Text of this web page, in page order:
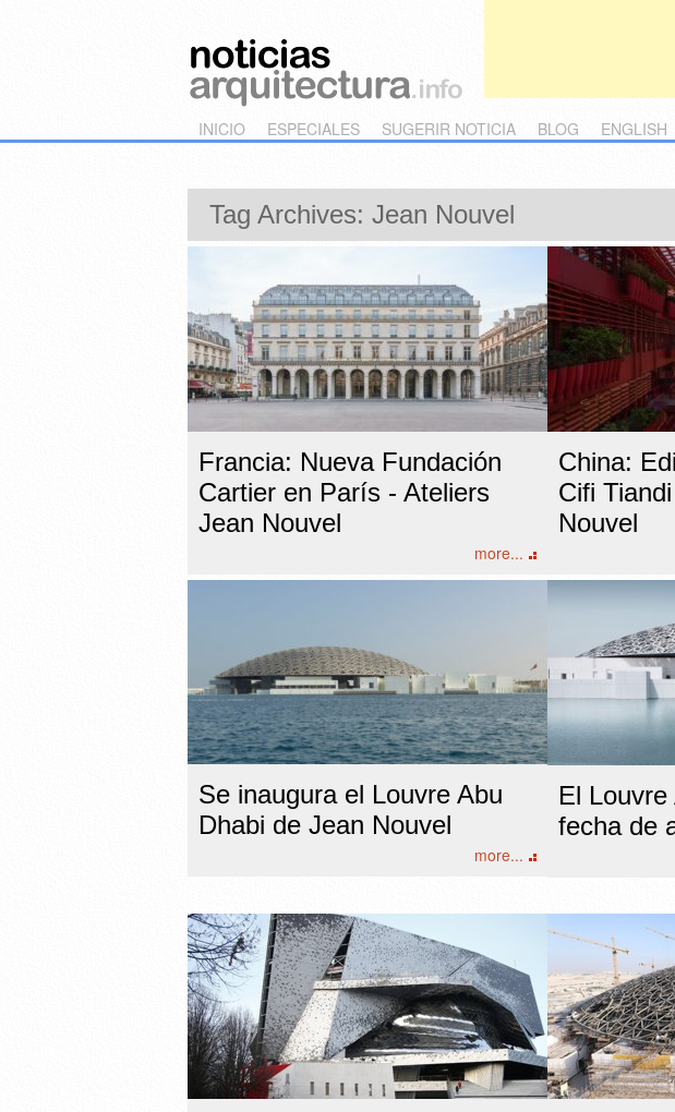
Main menu
Skip to primary content
Skip to secondary content
INICIO ESPECIALES SUGERIR NOTICIA BLOG ENGLISH
Tag Archives: Jean Nouvel
Francia: Nueva Fundación
Cartier en París - Ateliers
Jean Nouvel
more...
China:
Cifi
Nouvel
Se inaugura el Louvre Abu
Dhabi de Jean Nouvel
more...
El
fecha de